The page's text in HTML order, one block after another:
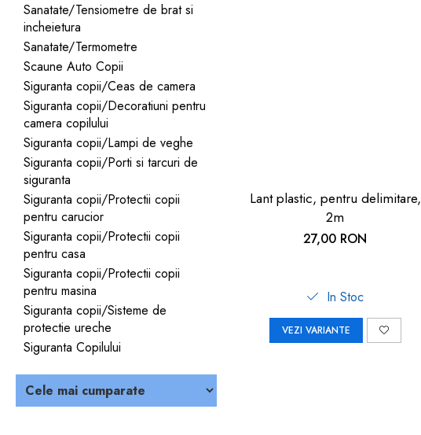
Sanatate/Tensiometre de brat si
incheietura
Sanatate/Termometre
Scaune Auto Copii
Siguranta copii/Ceas de camera
Siguranta copii/Decoratiuni pentru
camera copilului
Siguranta copii/Lampi de veghe
Siguranta copii/Porti si tarcuri de
siguranta
Siguranta copii/Protectii copii
pentru carucior
Siguranta copii/Protectii copii
pentru casa
Siguranta copii/Protectii copii
pentru masina
Siguranta copii/Sisteme de
protectie ureche
Siguranta Copilului
Lant plastic, pentru delimitare,
2m
27,00 RON
In Stoc
VEZI VARIANTE